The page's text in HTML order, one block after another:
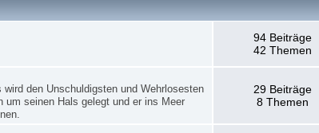
94 Beiträge
42 Themen
den Unschuldigsten und Wehrlosesten
um seinen Hals gelegt und er ins Meer
29 Beiträge
8 Themen